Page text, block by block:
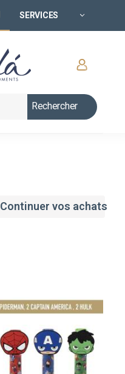
SERVICES
Rechercher
Continuer vos achats